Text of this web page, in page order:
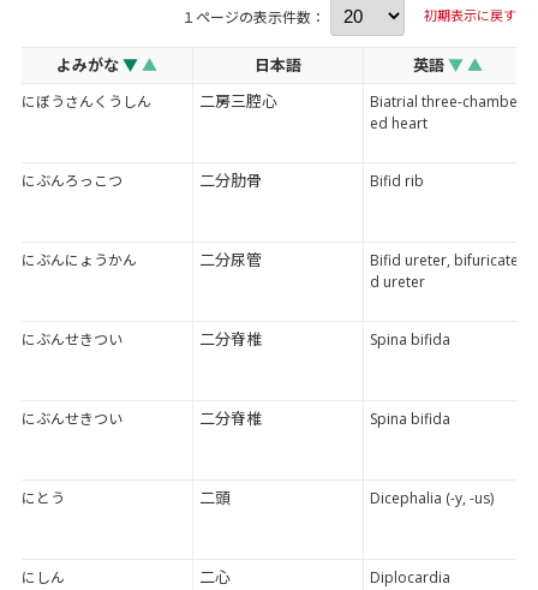
１ページの表示件数： 初期表示に戻す
よみがな▼ ▲ 日本語 英語▼ ▲
にぼうさんくうしん 二房三腔心
Biatrial three-chamber
ed heart
にぶんろっこつ 二分肋骨 Bifid rib
にぶんにょうかん 二分尿管
Bifid ureter, bifuricate
d ureter
にぶんせきつい 二分脊椎 Spina bifida
にぶんせきつい 二分脊椎 Spina bifida
にとう 二頭 Dicephalia (-y, -us)
にしん 二心 Diplocardia